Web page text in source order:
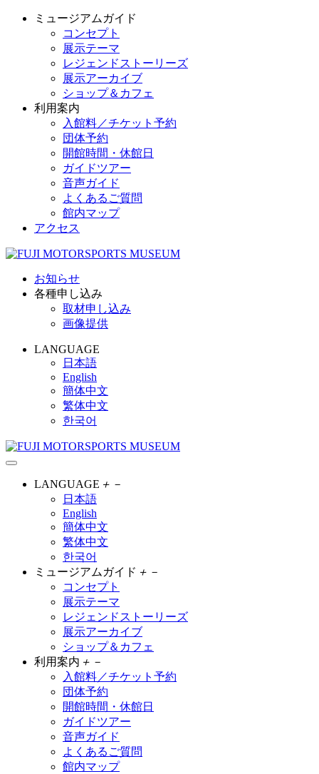
ミュージアムガイド
コンセプト
展示テーマ
レジェンドストーリーズ
展示アーカイブ
ショップ＆カフェ
利用案内
入館料／チケット予約
団体予約
開館時間・休館日
ガイドツアー
音声ガイド
よくあるご質問
館内マップ
アクセス
お知らせ
各種申し込み
取材申し込み
画像提供
LANGUAGE
日本語
English
簡体中文
繁体中文
한국어
LANGUAGE ＋ －
日本語
English
簡体中文
繁体中文
한국어
ミュージアムガイド ＋ －
コンセプト
展示テーマ
レジェンドストーリーズ
展示アーカイブ
ショップ＆カフェ
利用案内 ＋ －
入館料／チケット予約
団体予約
開館時間・休館日
ガイドツアー
音声ガイド
よくあるご質問
館内マップ